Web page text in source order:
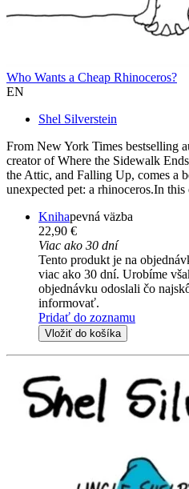
Who Wants a Cheap Rhinoceros?
EN
Shel Silverstein
From New York Times bestselling
creator of Where the Sidewalk
the Attic, and Falling Up, comes a
unexpected pet: a rhinoceros.In this
Knihapevná väzba
22,90 €
Viac ako 30 dní
Tento produkt je na
viac ako 30 dní. Urobíme
objednávku odoslali čo
informovať.
Pridať do zoznamu
Vložiť do košíka